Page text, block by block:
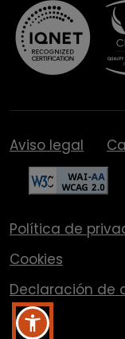
Aviso legal
Política de
Cookies
Declaración de